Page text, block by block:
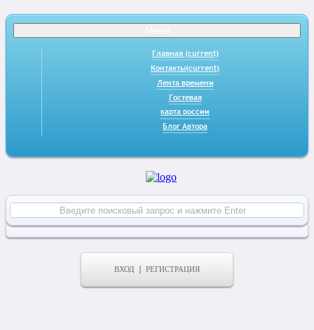
Главная (current)
Контакты(current)
Лента времени
Гостевая
карта россии
Блог Автора
ВХОД РЕГИСТРАЦИЯ